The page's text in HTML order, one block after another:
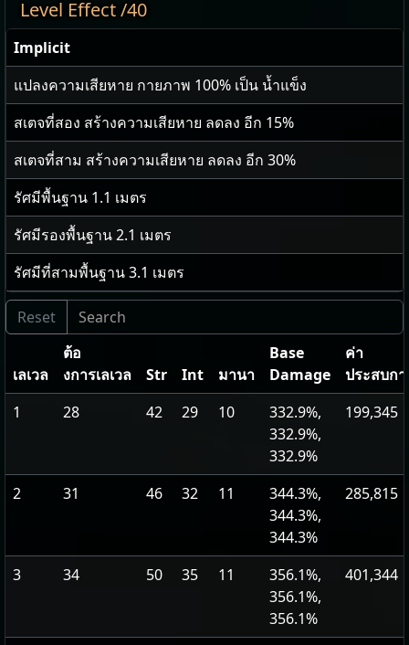
Level Effect /40
Implicit
แปลงความเสียหาย กายภาพ 100% เป็น น้ำแข็ง
สเตจที่สอง สร้างความเสียหาย ลดลง อีก 15%
สเตจที่สาม สร้างความเสียหาย ลดลง อีก 30%
รัศมีพื้นฐาน 1.1 เมตร
รัศมีรองพื้นฐาน2.1 เมตร
รัศมีที่สามพื้นฐาน3.1 เมตร
เลเวล
ต้อ
งการเลเวล
Str Int มานา
Base
Damage
ค่า
ประสบก
1
28 42 29 10
332.9%,
332.9%,
332.9%
199,345
2 31 46 32 11
344.3%,
344.3%,
344.3%
285,815
3 34 50 35 11
356.1%,
356.1%,
356.1%
401,344